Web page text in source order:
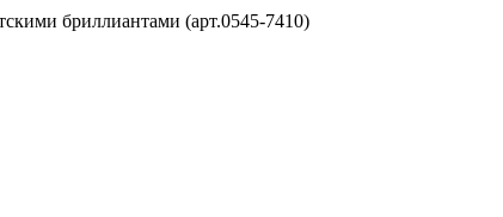
бриллиантами (арт.0545-7410)